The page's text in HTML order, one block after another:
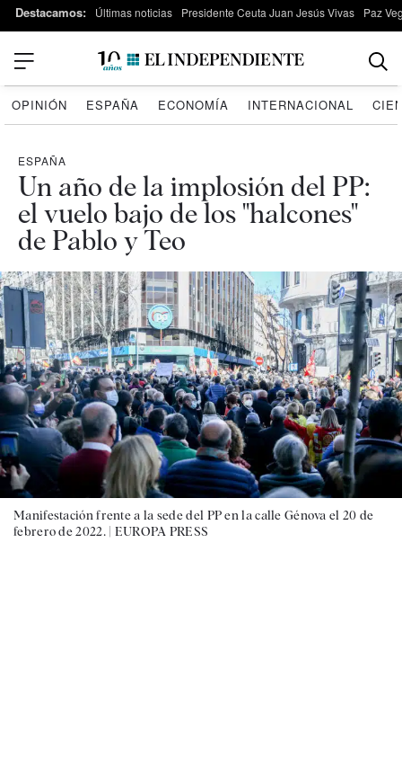
Destacamos: Últimas noticias Presidente Ceuta Juan Jesús Vivas Paz
OPINIÓN ESPAÑA ECONOMÍA INTERNACIONAL
ESPAÑA
Un año de la implosión del PP:
el vuelo bajo de los "halcones"
de Pablo y Teo
Manifestación frente a la sede del PP en la calle Génova el 20 de
febrero de 2022. | EUROPA PRESS